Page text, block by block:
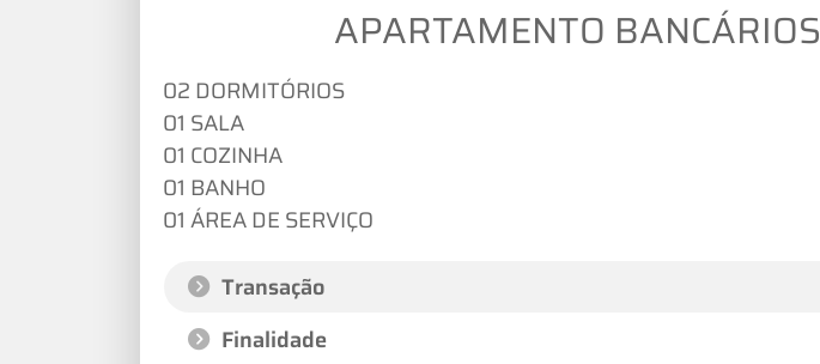
APARTAMENTO BANCÁRIOS
02 DORMITÓRIOS
01 SALA
01 COZINHA
01 BANHO
01 ÁREA DE SERVIÇO
Transação
Finalidade